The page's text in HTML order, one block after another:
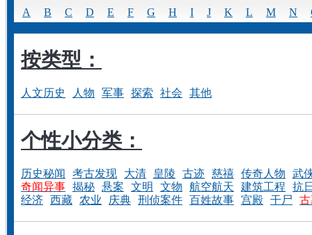
A B C D E F G H I J K L M N
按类型：
人文历史 人物 军事 探索 社会 其他
个性小分类：
历史秘闻 考古发现 大清 皇陵 古迹 慈禧 传奇人物
武
奇闻异事 揭秘 悬案 文明 文物 航空航天 建筑工程
抗
经济 西藏 农业 庆典 刑侦案件 百姓故事 宫殿 干尸